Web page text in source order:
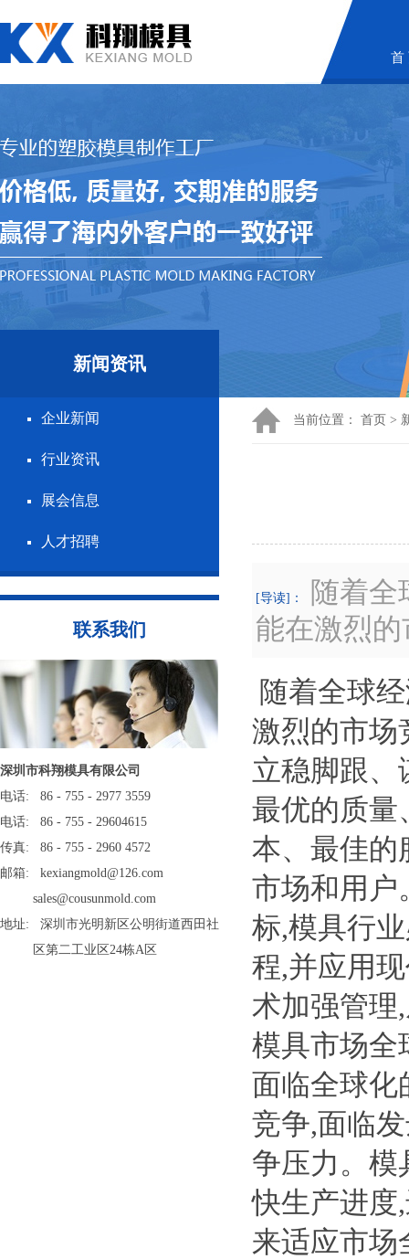
首
新闻资讯
企业新闻
行业资讯
展会信息
人才招聘
联系我们
深圳市科翔模具有限公司
电话: 86 - 755 - 2977 3559
电话: 86 - 755 - 29604615
传真: 86 - 755 - 2960 4572
邮箱: kexiangmold@126.com
sales@cousunmold.com
地址: 深圳市光明新区公明街道西田社
区第二工业区24栋A区
当前位置： 首页 >
[导读]：
随着全
能在激烈
随着全球
激烈的市场
立稳脚跟、
最优的质量
本、最佳的
市场和用户
标,模具行
程,并应用
术加强管理
模具市场全
面临全球化
竞争,面临
争压力。模
快生产进度
来适应市场